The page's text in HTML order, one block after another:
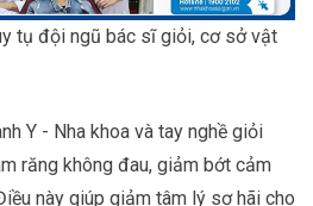
tụ đội ngũ bác sĩ giỏi, cơ sở vật
Y - Nha khoa và tay nghề giỏi
răng không đau, giảm bớt cảm
này giúp giảm tâm lý sợ hãi cho